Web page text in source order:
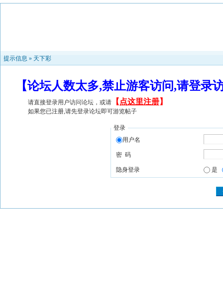
提示信息 » 天下彩
【论坛人数太多,禁止游客访问,请登
请直接登录用户访问论坛，或请 【 点这里注册】
如果您已注册,请先登录论坛即可游览帖子
登录
用户名
密 码
隐身登录 是